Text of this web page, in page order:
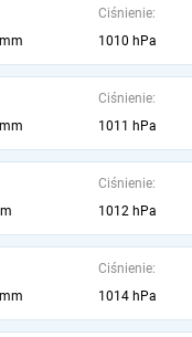
Ciśnienie:
1010 hPa
Ciśnienie:
1011 hPa
Ciśnienie:
1012 hPa
Ciśnienie:
1014 hPa